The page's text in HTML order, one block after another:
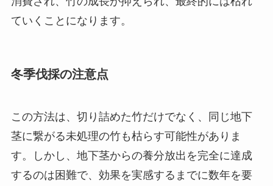
ていくことになります。
冬季伐採の注意点
この方法は、切り詰めた竹だけでなく、同じ地下
茎に繋がる未処理の竹も枯らす可能性がありま
す。しかし、地下茎からの養分放出を完全に達成
するのは困難で、効果を実感するまでに数年を要